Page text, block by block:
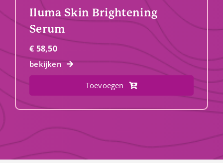
Iluma Skin Brightening
Serum
€ 58,50
bekijken
Toevoegen